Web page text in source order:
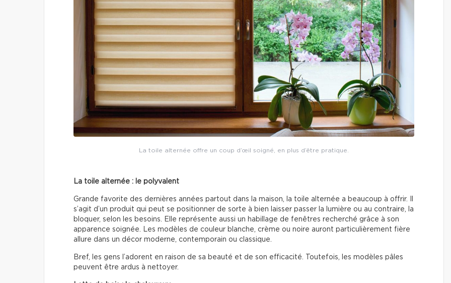
La toile alternée offre un coup d’œil soigné, en plus d’être pratique.
La toile alternée : le polyvalent
Grande favorite des dernières années partout dans la maison, la toile alternée a beaucoup à offrir. Il
s’agit d’un produit qui peut se positionner de sorte à bien laisser passer la lumière ou au contraire, la
bloquer, selon les besoins. Elle représente aussi un habillage de fenêtres recherché grâce à son
apparence soignée. Les modèles de couleur blanche, crème ou noire auront particulièrement fière
allure dans un décor moderne, contemporain ou classique.
Bref, les gens l’adorent en raison de sa beauté et de son efficacité. Toutefois, les modèles pâles
peuvent être ardus à nettoyer.